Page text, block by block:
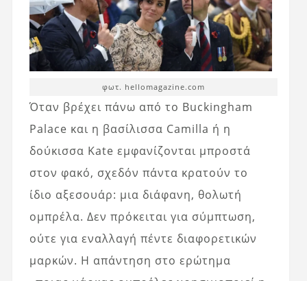
φωτ. hellomagazine.com
Όταν βρέχει πάνω από το Buckingham
Palace και η βασίλισσα Camilla ή η
δούκισσα Kate εμφανίζονται μπροστά
στον φακό, σχεδόν πάντα κρατούν το
ίδιο αξεσουάρ: μια διάφανη, θολωτή
ομπρέλα. Δεν πρόκειται για σύμπτωση,
ούτε για εναλλαγή πέντε διαφορετικών
μαρκών. Η απάντηση στο ερώτημα